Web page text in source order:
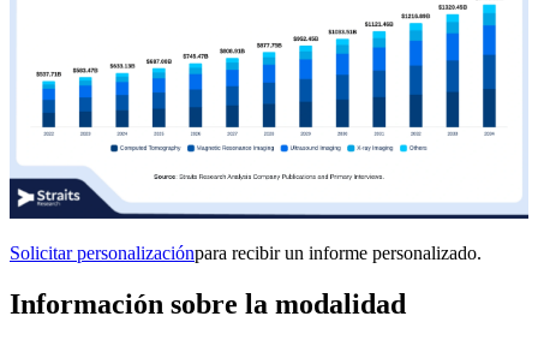
Solicitar personalizaciónpara recibir un informe personalizado.
Información sobre la modalidad